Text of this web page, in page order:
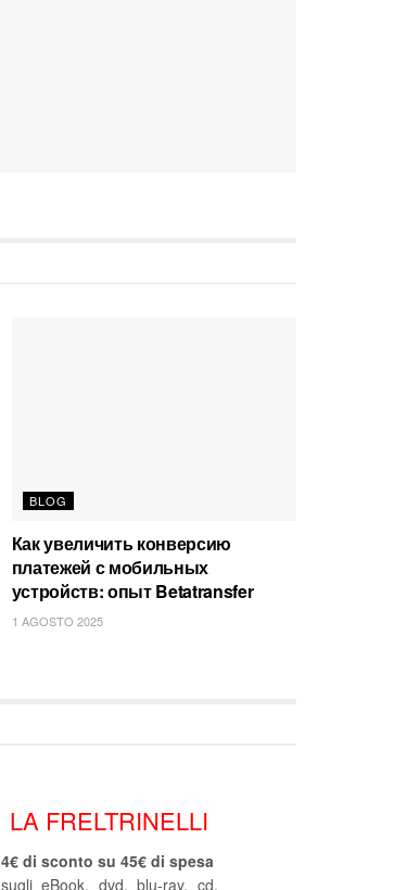
BLOG
Как увеличить конверсию
платежей с мобильных
устройств: опыт Betatransfer
1 AGOSTO 2025
LA FRELTRINELLI
4€ di sconto su 45€ di spesa
sugli eBook, dvd, blu-ray, cd,